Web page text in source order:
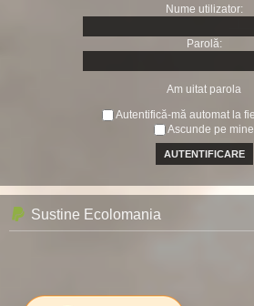
Nume utilizator:
Parolă:
Am uitat parola
Autentifică-mă automat la
Ascunde pe mine
Sustine Ecolomania